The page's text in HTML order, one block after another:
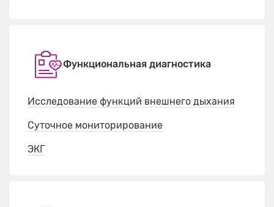
Функциональная диагностика
Исследование функций внешнего дыхания
Суточное мониторирование
ЭКГ